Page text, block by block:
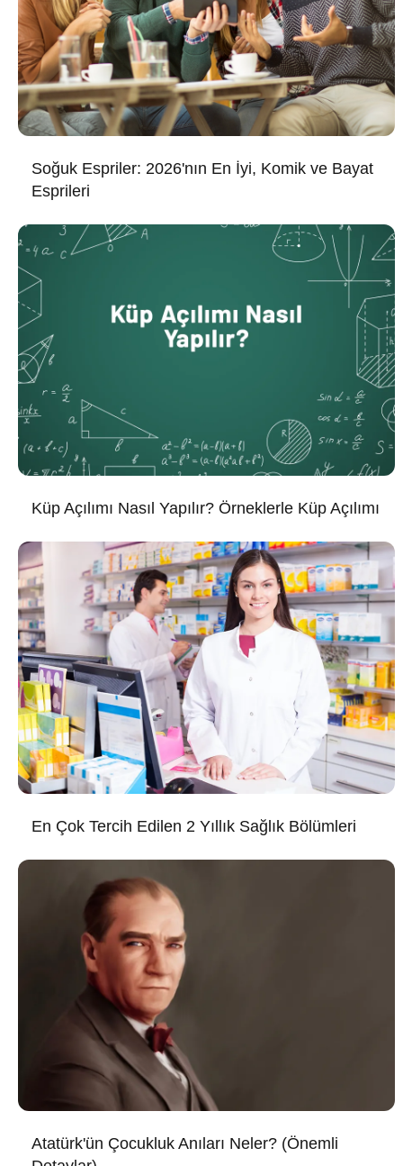
Soğuk Espriler: 2026'nın En İyi, Komik ve Bayat
Esprileri
Küp Açılımı Nasıl Yapılır? Örneklerle Küp Açılımı
En Çok Tercih Edilen 2 Yıllık Sağlık Bölümleri
Atatürk'ün Çocukluk Anıları Neler? (Önemli